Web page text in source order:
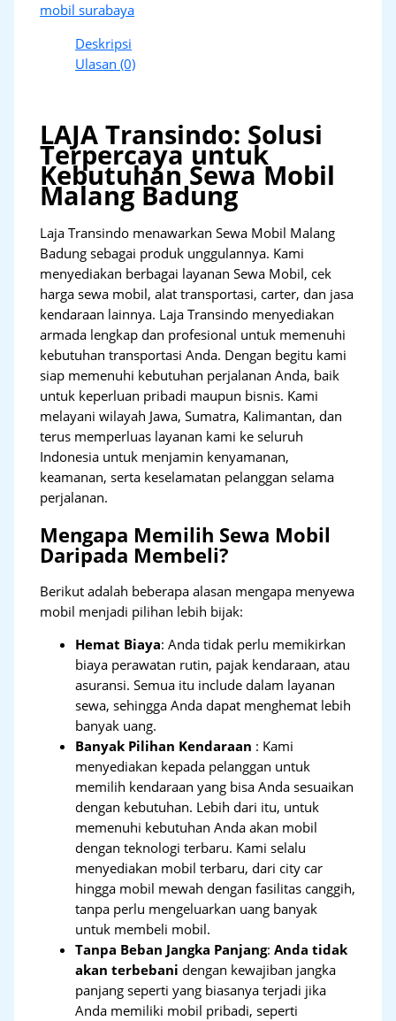
mobil surabaya
Deskripsi
Ulasan (0)
LAJA Transindo: Solusi
Terpercaya untuk
Kebutuhan Sewa Mobil
Malang Badung
Laja Transindo menawarkan Sewa Mobil Malang
Badung sebagai produk unggulannya. Kami
menyediakan berbagai layanan Sewa Mobil, cek
harga sewa mobil, alat transportasi, carter, dan jasa
kendaraan lainnya. Laja Transindo menyediakan
armada lengkap dan profesional untuk memenuhi
kebutuhan transportasi Anda. Dengan begitu kami
siap memenuhi kebutuhan perjalanan Anda, baik
untuk keperluan pribadi maupun bisnis. Kami
melayani wilayah Jawa, Sumatra, Kalimantan, dan
terus memperluas layanan kami ke seluruh
Indonesia untuk menjamin kenyamanan,
keamanan, serta keselamatan pelanggan selama
perjalanan.
Mengapa Memilih Sewa Mobil
Daripada Membeli?
Berikut adalah beberapa alasan mengapa menyewa
mobil menjadi pilihan lebih bijak:
Hemat Biaya: Anda tidak perlu memikirkan
biaya perawatan rutin, pajak kendaraan, atau
asuransi. Semua itu include dalam layanan
sewa, sehingga Anda dapat menghemat lebih
banyak uang.
Banyak Pilihan Kendaraan : Kami
menyediakan kepada pelanggan untuk
memilih kendaraan yang bisa Anda sesuaikan
dengan kebutuhan. Lebih dari itu, untuk
memenuhi kebutuhan Anda akan mobil
dengan teknologi terbaru. Kami selalu
menyediakan mobil terbaru, dari city car
hingga mobil mewah dengan fasilitas canggih,
tanpa perlu mengeluarkan uang banyak
untuk membeli mobil.
Tanpa Beban Jangka Panjang:Anda tidak
akan terbebani dengan kewajiban jangka
panjang seperti yang biasanya terjadi jika
Anda memiliki mobil pribadi, seperti